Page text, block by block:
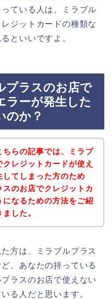
ている人は、ミラブル
ジットカードの種類な
といいですよ。
プラスのお店で
ラーが発生した
のか？
ちらの記事では、ミラブ
レジットカードが使え
てしまった方のため
スのお店でクレジットカ
になるための方法をご紹
した。
方は、ミラブルプラス
、あなたの持っている
ラスのお店で使えない
る人だと思います。